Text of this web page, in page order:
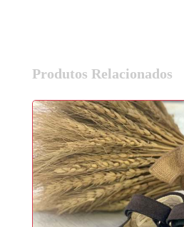
Produtos Relacionados